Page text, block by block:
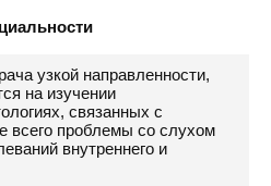
узкой направленности,
на изучении
связанных с
всего проблемы со слухом
внутреннего и